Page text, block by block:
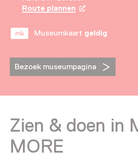
Route plannen Opent in een
Museumkaart geldig
Bezoek museumpagina
Zien & doen in
MORE